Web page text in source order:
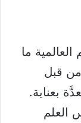
ما
قبل
بعناية.
العلم